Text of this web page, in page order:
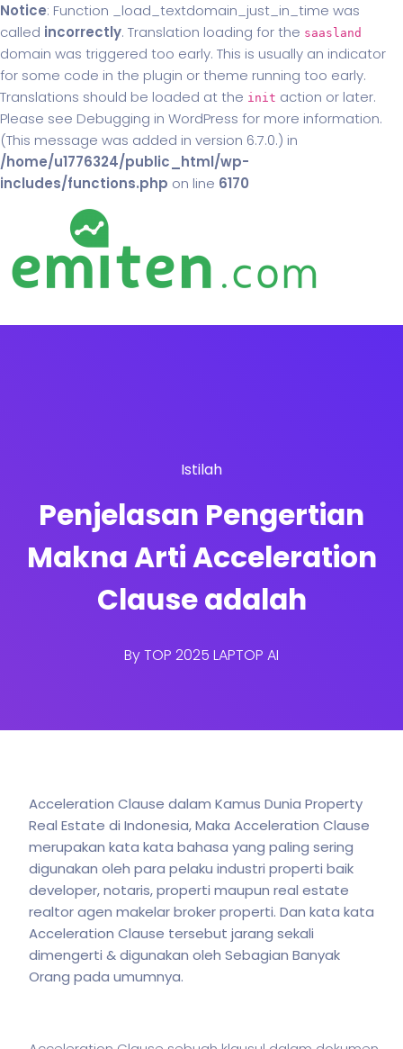
Notice: Function _load_textdomain_just_in_time was
called incorrectly. Translation loading for the saasland
domain was triggered too early. This is usually an indicator
for some code in the plugin or theme running too early.
Translations should be loaded at the init action or later.
Please see Debugging in WordPress for more information.
(This message was added in version 6.7.0.) in
/home/u1776324/public_html/wp-
includes/functions.php on line 6170
Istilah
Penjelasan Pengertian
Makna Arti Acceleration
Clause adalah
ByTOP 2025 LAPTOP AI
Acceleration Clause dalam Kamus Dunia Property
Real Estate di Indonesia, Maka Acceleration Clause
merupakan kata kata bahasa yang paling sering
digunakan oleh para pelaku industri properti baik
developer, notaris, properti maupun real estate
realtor agen makelar broker properti. Dan kata kata
Acceleration Clause tersebut jarang sekali
dimengerti & digunakan oleh Sebagian Banyak
Orang pada umumnya.